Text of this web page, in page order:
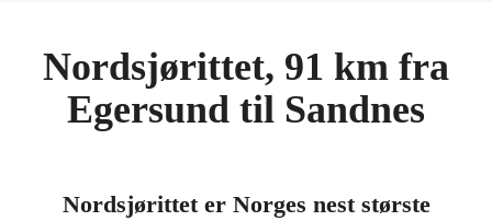
Nordsjørittet, 91 km fra
Egersund til Sandnes
Nordsjørittet er Norges nest største